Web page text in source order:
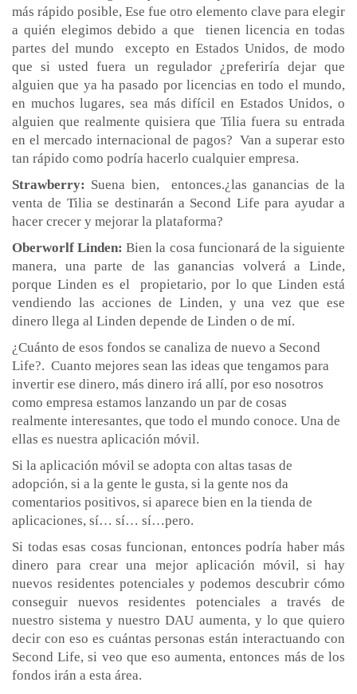
más rápido posible, Ese fue otro elemento clave para elegir
a quién elegimos debido a que tienen licencia en todas
partes del mundo excepto en Estados Unidos, de modo
que si usted fuera un regulador ¿preferiría dejar que
alguien que ya ha pasado por licencias en todo el mundo,
en muchos lugares, sea más difícil en Estados Unidos, o
alguien que realmente quisiera que Tilia fuera su entrada
en el mercado internacional de pagos? Van a superar esto
tan rápido como podría hacerlo cualquier empresa.
Strawberry: Suena bien, entonces.¿las ganancias de la
venta de Tilia se destinarán a Second Life para ayudar a
hacer crecer y mejorar la plataforma?
Oberworlf Linden: Bien la cosa funcionará de la siguiente
manera, una parte de las ganancias volverá a Linde,
porque Linden es el propietario, por lo que Linden está
vendiendo las acciones de Linden, y una vez que ese
dinero llega al Linden depende de Linden o de mí.
¿Cuánto de esos fondos se canaliza de nuevo a Second
Life?. Cuanto mejores sean las ideas que tengamos para
invertir ese dinero, más dinero irá allí, por eso nosotros
como empresa estamos lanzando un par de cosas
realmente interesantes, que todo el mundo conoce. Una de
ellas es nuestra aplicación móvil.
Si la aplicación móvil se adopta con altas tasas de
adopción, si a la gente le gusta, si la gente nos da
comentarios positivos, si aparece bien en la tienda de
aplicaciones, sí… sí… sí…pero.
Si todas esas cosas funcionan, entonces podría haber más
dinero para crear una mejor aplicación móvil, si hay
nuevos residentes potenciales y podemos descubrir cómo
conseguir nuevos residentes potenciales a través de
nuestro sistema y nuestro DAU aumenta, y lo que quiero
decir con eso es cuántas personas están interactuando con
Second Life, si veo que eso aumenta, entonces más de los
fondos irán a esta área.